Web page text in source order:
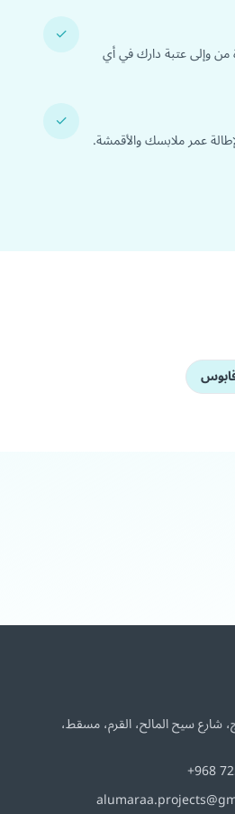
✓
من وإلى عتبة دارك في أي
✓
عمر ملابسك والأقمشة.
شارع سيح المالح، القرم، مسقط،
+968